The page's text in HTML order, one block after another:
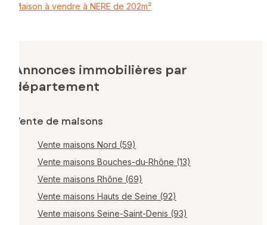
Maison à vendre à NERE de 202m²
Annonces immobilières par
département
Vente de maisons
Vente maisons Nord (59)
Vente maisons Bouches-du-Rhône (13)
Vente maisons Rhône (69)
Vente maisons Hauts de Seine (92)
Vente maisons Seine-Saint-Denis (93)